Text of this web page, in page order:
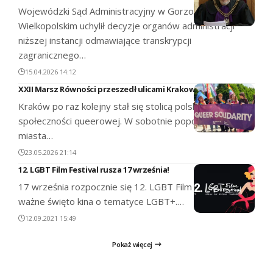
Wojewódzki Sąd Administracyjny w Gorzowie
Wielkopolskim uchylił decyzje organów administracji
niższej instancji odmawiające transkrypcji
zagranicznego…
15.04.2026 14:12
XXII Marsz Równości przeszedł ulicami Krakowa
Kraków po raz kolejny stał się stolicą polskiej
społeczności queerowej. W sobotnie popołudnie ulicami
miasta…
23.05.2026 21:14
12. LGBT Film Festival rusza 17 września!
17 września rozpocznie się 12. LGBT Film Festival –
ważne święto kina o tematyce LGBT+.…
12.09.2021 15:49
Pokaż więcej